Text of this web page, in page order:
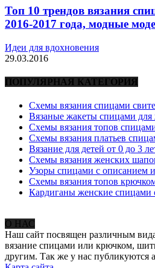
Топ 10 трендов вязания
2016-2017 года, модные
Идеи для вдохновения
29.03.2016
ПОПУЛЯРНАЯ КАТЕГОРИЯ
Схемы вязания спицами
Вязаные жакеты спицами
Схемы вязания топов
Схемы вязания платьев
Вязание для детей от 0 до 3
Схемы вязания женских
Узоры спицами с описанием
Схемы вязания топов
Кардиганы женские спицами
О НАС
Наш сайт посвящен различным
вязание спицами или крючком,
другим. Так же у нас публикуются